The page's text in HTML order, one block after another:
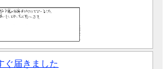
ぐ届きました